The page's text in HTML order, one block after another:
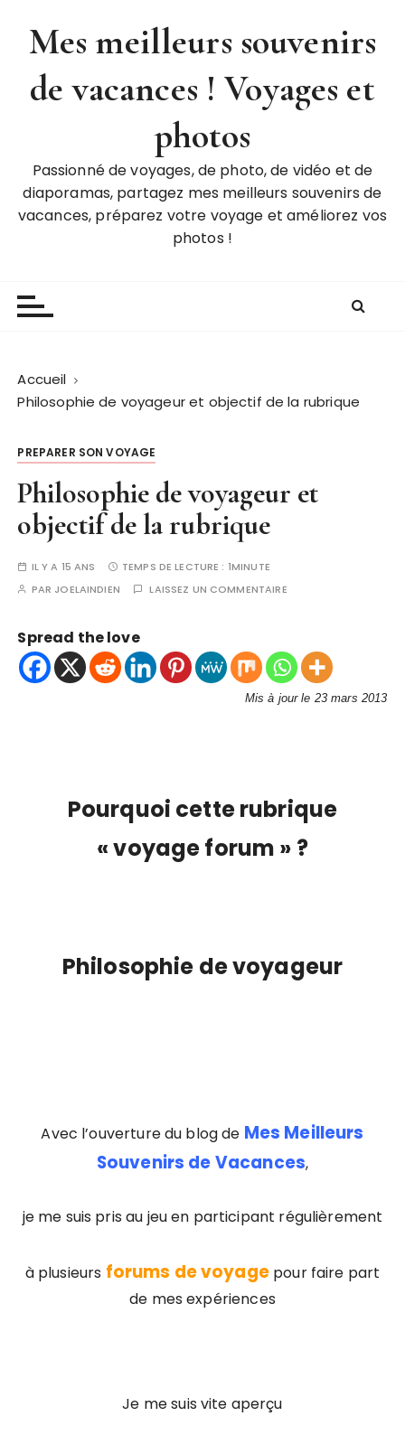
Mes meilleurs souvenirs
de vacances ! Voyages et
photos
Passionné de voyages, de photo, de vidéo et de
diaporamas, partagez mes meilleurs souvenirs de
vacances, préparez votre voyage et améliorez vos
photos !
Accueil
Philosophie de voyageur et objectif de la rubrique
PREPARER SON VOYAGE
Philosophie de voyageur et
objectif de la rubrique
IL Y A 15 ANS TEMPS DE LECTURE : 1MINUTE
PAR JOELAINDIEN LAISSEZ UN COMMENTAIRE
Spread the love
Mis à jour le 23 mars 2013
Pourquoi cette rubrique
« voyage forum » ?
Philosophie de voyageur
Avec l’ouverture du blog de Mes Meilleurs
Souvenirs de Vacances,
je me suis pris au jeu en participant régulièrement
à plusieurs forums de voyagepour faire part
de mes expériences
Je me suis vite aperçu